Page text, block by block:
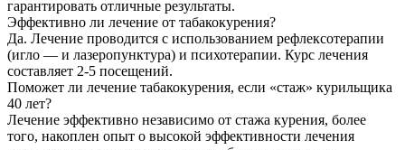
гарантировать отличные результаты.
Эффективно ли лечение от табакокурения?
Да. Лечение проводится с использованием рефлексотерапии
(игло — и лазеропунктура) и психотерапии. Курс лечения
составляет 2-5 посещений.
Поможет ли лечение табакокурения, если «стаж» курильщика
40 лет?
Лечение эффективно независимо от стажа курения, более
того, накоплен опыт о высокой эффективности лечения